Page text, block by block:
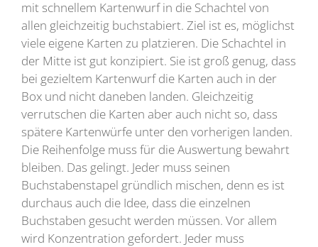
mit schnellem Kartenwurf in die Schachtel von
allen gleichzeitig buchstabiert. Ziel ist es, möglichst
viele eigene Karten zu platzieren. Die Schachtel in
der Mitte ist gut konzipiert. Sie ist groß genug, dass
bei gezieltem Kartenwurf die Karten auch in der
Box und nicht daneben landen. Gleichzeitig
verrutschen die Karten aber auch nicht so, dass
spätere Kartenwürfe unter den vorherigen landen.
Die Reihenfolge muss für die Auswertung bewahrt
bleiben. Das gelingt. Jeder muss seinen
Buchstabenstapel gründlich mischen, denn es ist
durchaus auch die Idee, dass die einzelnen
Buchstaben gesucht werden müssen. Vor allem
wird Konzentration gefordert. Jeder muss